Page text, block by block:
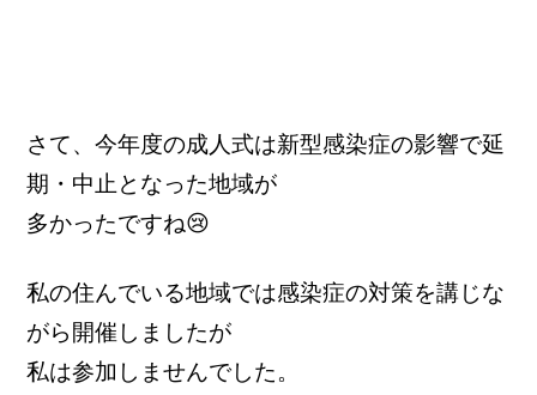
さて、今年度の成人式は新型感染症の影響で延
期・中止となった地域が
多かったですね😢
私の住んでいる地域では感染症の対策を講じな
がら開催しましたが
私は参加しませんでした。